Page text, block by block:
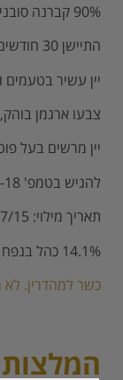
90% קברנה סובניון והיתרה קברנה פרנק, ומעט פטיט סירה
התיישן 30 חודשים בחביות עץ אלון חדשות.
יין עשיר בטעמים
צבעו ארגמן
יין מרשים בעל
להגיש בטמפ' 17-18 מעלות
תאריך מילוי: 7/15
14.1% כהל בנפח
כשר למהדרין.
המלצות